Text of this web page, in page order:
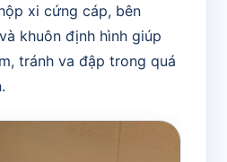
xi cứng cáp, bên
khuôn định hình giúp
tránh va đập trong quá